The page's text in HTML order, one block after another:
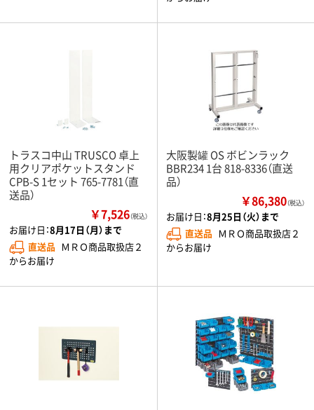
トラスコ中山 TRUSCO 卓上
用クリアポケットスタンド
CPB-S 1セット 765-7781（直
送品）
￥7,526（税込）
お届け日：8月17日（月）まで
直送品 ＭＲＯ商品取扱店２
からお届け
大阪製罐 OS ボビンラック
BBR234 1台 818-8336（直送
品）
￥86,380（税込）
お届け日：8月25日（火）まで
直送品 ＭＲＯ商品取扱店２
からお届け